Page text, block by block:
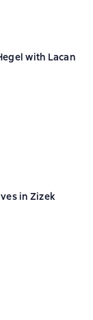
with Lacan
0 оценок
in Zizek
0 оценок